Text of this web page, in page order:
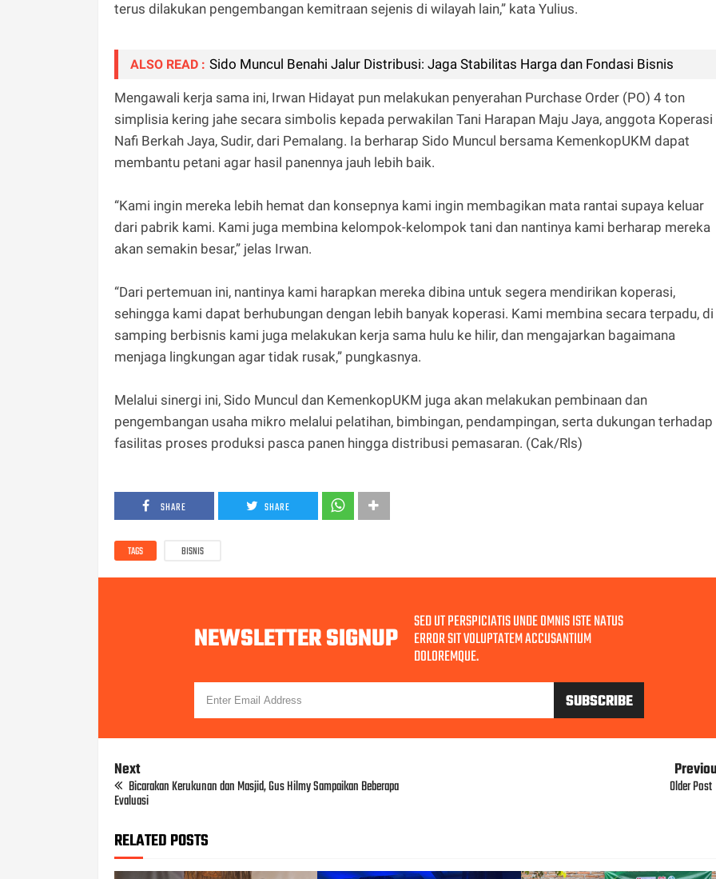
terus dilakukan pengembangan kemitraan sejenis di wilayah lain,” kata Yulius.
ALSO READ : Sido Muncul Benahi Jalur Distribusi: Jaga Stabilitas Harga dan Fondasi Bisnis
Mengawali kerja sama ini, Irwan Hidayat pun melakukan penyerahan Purchase Order (PO) 4 ton
simplisia kering jahe secara simbolis kepada perwakilan Tani Harapan Maju Jaya, anggota Koperasi
Nafi Berkah Jaya, Sudir, dari Pemalang. Ia berharap Sido Muncul bersama KemenkopUKM dapat
membantu petani agar hasil panennya jauh lebih baik.
“Kami ingin mereka lebih hemat dan konsepnya kami ingin membagikan mata rantai supaya keluar
dari pabrik kami. Kami juga membina kelompok-kelompok tani dan nantinya kami berharap mereka
akan semakin besar,” jelas Irwan.
“Dari pertemuan ini, nantinya kami harapkan mereka dibina untuk segera mendirikan koperasi,
sehingga kami dapat berhubungan dengan lebih banyak koperasi. Kami membina secara terpadu, di
samping berbisnis kami juga melakukan kerja sama hulu ke hilir, dan mengajarkan bagaimana
menjaga lingkungan agar tidak rusak,” pungkasnya.
Melalui sinergi ini, Sido Muncul dan KemenkopUKM juga akan melakukan pembinaan dan
pengembangan usaha mikro melalui pelatihan, bimbingan, pendampingan, serta dukungan terhadap
fasilitas proses produksi pasca panen hingga distribusi pemasaran. (Cak/Rls)
SHARE SHARE
TAGS BISNIS
NEWSLETTER SIGNUP SED UT PERSPICIATIS UNDE OMNIS ISTE NATUS
ERROR SIT VOLUPTATEM ACCUSANTIUM
DOLOREMQUE.
Next
Bicarakan Kerukunan dan Masjid, Gus Hilmy Sampaikan Beberapa
Evaluasi
Older Post
RELATED POSTS